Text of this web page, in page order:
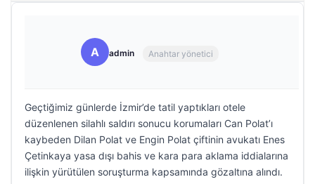
A admin Anahtar yönetici
Geçtiğimiz günlerde İzmir’de tatil yaptıkları otele
düzenlenen silahlı saldırı sonucu korumaları Can Polat’ı
kaybeden Dilan Polat ve Engin Polat çiftinin avukatı Enes
Çetinkaya yasa dışı bahis ve kara para aklama iddialarına
ilişkin yürütülen soruşturma kapsamında gözaltına alındı.